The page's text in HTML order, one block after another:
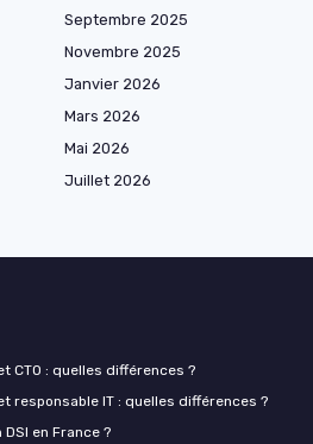
Septembre 2025
Novembre 2025
Janvier 2026
Mars 2026
Mai 2026
Juillet 2026
CTO : quelles différences ?
responsable IT : quelles différences ?
en France ?